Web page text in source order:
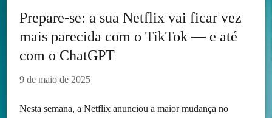
Prepare-se: a sua Netflix vai ficar vez
mais parecida com o TikTok — e até
com o ChatGPT
9 de maio de 2025
Nesta semana, a Netflix anunciou a maior mudança no